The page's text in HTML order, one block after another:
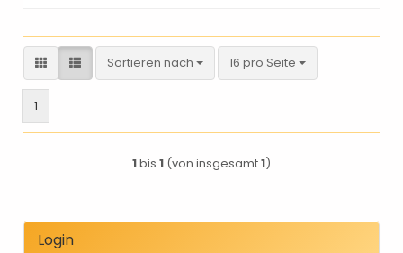
Sortieren nach
Sortieren nach 16 pro Seite
pro Seite
1
1bis 1 (von insgesamt1)
Login